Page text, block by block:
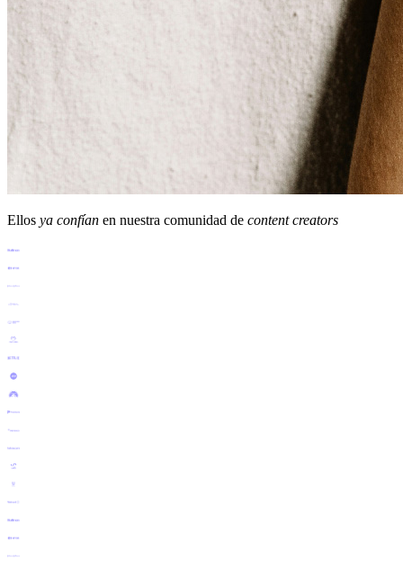
Ellos ya confían en nuestra comunidad de content creators